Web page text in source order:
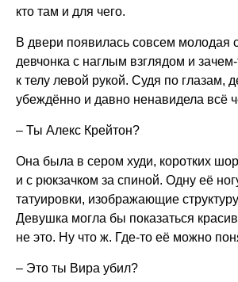
кто там и для чего.
В двери появилась совсем молодая
девчонка с наглым взглядом и
к телу левой рукой. Судя по глазам,
убеждённо и давно ненавидела всё
– Ты Алекс Крейтон?
Она была в сером худи, коротких
и с рюкзачком за спиной. Одну её
татуировки, изображающие
Девушка могла бы показаться
не это. Ну что ж. Где-то её можно
– Это ты Вира убил?